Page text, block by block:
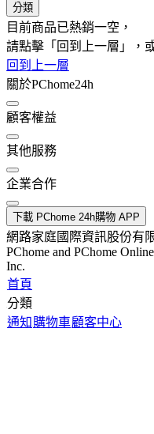
分類
目前商品已熱銷一空，
請點擊「回到上一層」，
回到上一層
關於PChome24h
顧客權益
其他服務
企業合作
下載 PChome 24h購物 APP
網路家庭國際資訊股份有
PChome and PChome
Inc.
首頁
分類
通知 購物車顧客中心